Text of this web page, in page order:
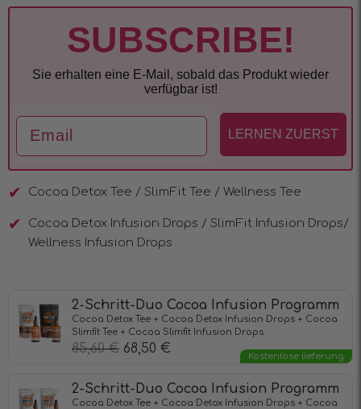
SUBSCRIBE!
Sie erhalten eine E-Mail, sobald das Produkt wieder
verfügbar ist!
Email
LERNEN ZUERST
Cocoa Detox Tee / SlimFit Tee / Wellness Tee
Cocoa Detox Infusion Drops / SlimFit Infusion Drops/
Wellness Infusion Drops
2-Schritt-Duo Cocoa Infusion Programm
Cocoa Detox Tee + Cocoa Detox Infusion Drops + Cocoa
Slimfit Tee + Cocoa Slimfit Infusion Drops
85,60€ 68,50 €
Kostenlose lieferung
2-Schritt-Duo Cocoa Infusion Programm
Cocoa Detox Tee + Cocoa Detox Infusion Drops + Cocoa